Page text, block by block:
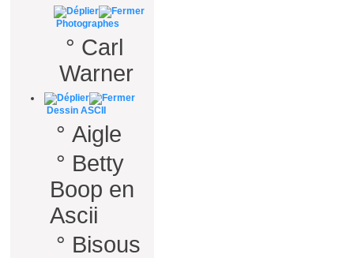
Photographes
° Carl
Warner
Dessin ASCII
° Aigle
° Betty
Boop en
Ascii
° Bisous